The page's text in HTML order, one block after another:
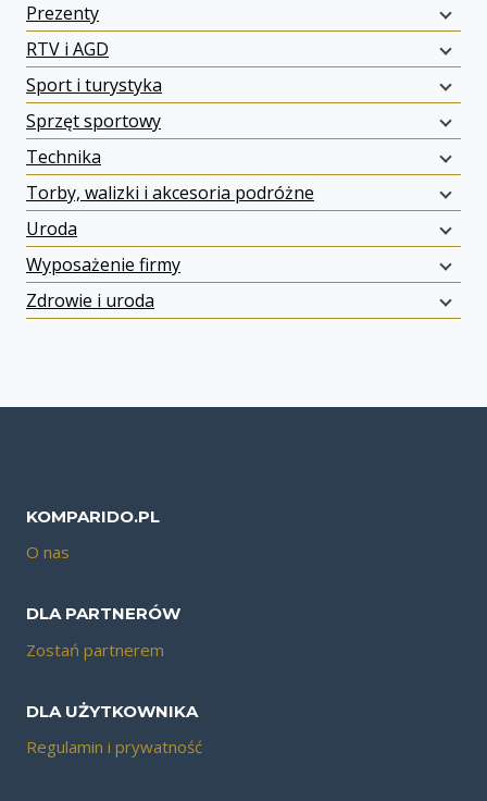
Prezenty
RTV i AGD
Sport i turystyka
Sprzęt sportowy
Technika
Torby, walizki i akcesoria podróżne
Uroda
Wyposażenie firmy
Zdrowie i uroda
KOMPARIDO.PL
O nas
DLA PARTNERÓW
Zostań partnerem
DLA UŻYTKOWNIKA
Regulamin i prywatność